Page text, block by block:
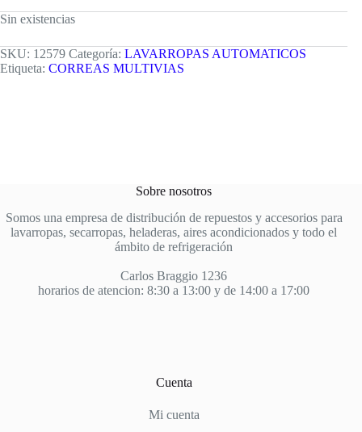
Sin existencias
SKU: 12579 Categoría: LAVARROPAS AUTOMATICOS
Etiqueta: CORREAS MULTIVIAS
Sobre nosotros
Somos una empresa de distribución de repuestos y accesorios para
lavarropas, secarropas, heladeras, aires acondicionados y todo el
ámbito de refrigeración
Carlos Braggio 1236
horarios de atencion: 8:30 a 13:00 y de 14:00 a 17:00
Cuenta
Mi cuenta